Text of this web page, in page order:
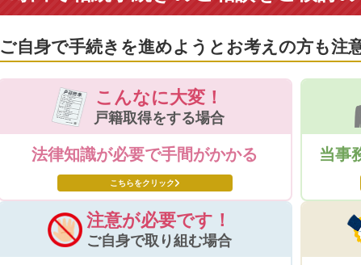
ご自身で手続きを進めようとお考えの方も注
こんなに大変！
戸籍取得をする場合
法律知識が必要で手間がかかる
こちらをクリック
当事
注意が必要です！
ご自身で取り組む場合